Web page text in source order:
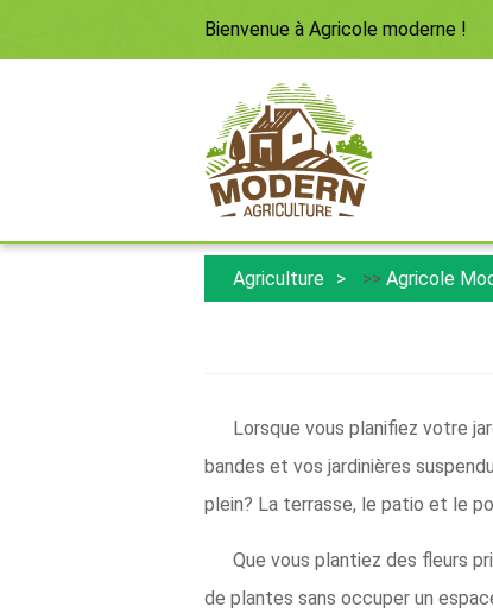
Bienvenue à Agricole moderne !
Agriculture >> Agricole
Lorsque vous planifiez votre
bandes et vos jardinières
plein? La terrasse, le patio et le
Que vous plantiez des fleurs
de plantes sans occuper un